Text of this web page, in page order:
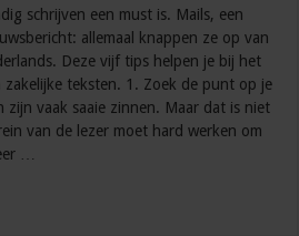
schrijven een must is. Mails, een
allemaal knappen ze op van
Deze vijf tips helpen je bij het
teksten. 1. Zoek de punt op je
zijn vaak saaie zinnen. Maar dat is niet
van de lezer moet hard werken om
…